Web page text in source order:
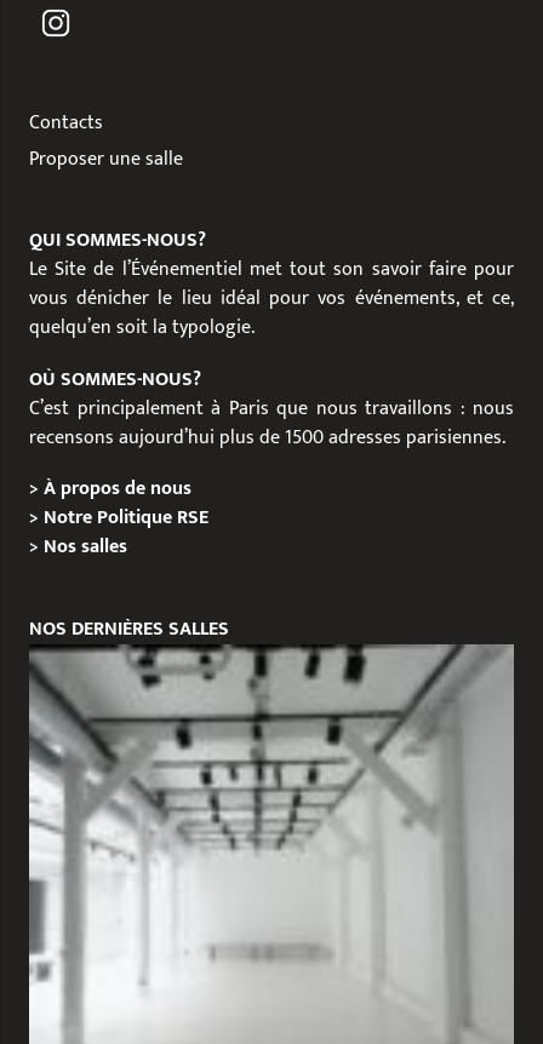
Contacts
Proposer une salle
QUI SOMMES-NOUS?
Le Site de l’Événementiel met tout son savoir faire pour
vous dénicher le lieu idéal pour vos événements, et ce,
quelqu’en soit la typologie.
OÙ SOMMES-NOUS?
C’est principalement à Paris que nous travaillons : nous
recensons aujourd’hui plus de 1500 adresses parisiennes.
>À propos de nous
> Notre Politique RSE
> Nos salles
NOS DERNIÈRES SALLES